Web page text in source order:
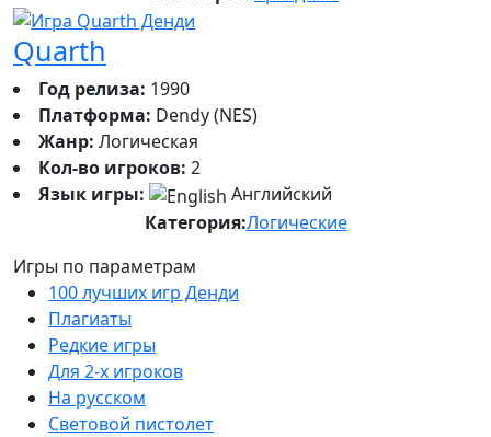
Quarth
Год релиза: 1990
Платформа: Dendy (NES)
Жанр: Логическая
Кол-во игроков: 2
Язык игры:
Английский
Категория:Логические
Игры по параметрам
100 лучших игр Денди
Плагиаты
Редкие игры
Для 2-х игроков
На русском
Световой пистолет